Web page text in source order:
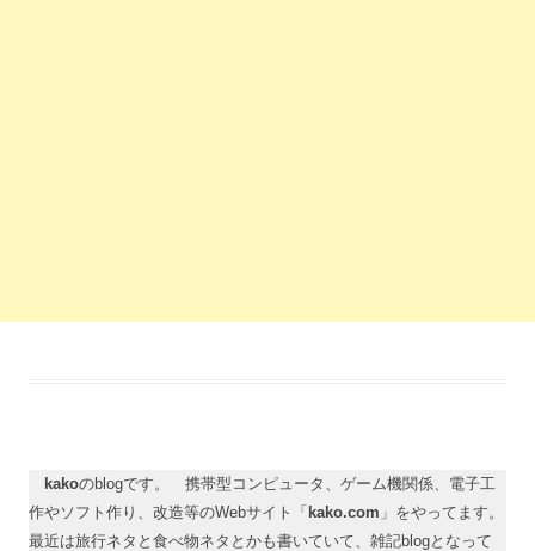
kakoのblogです。 携帯型コンピュータ、ゲーム機関係、電子工
作やソフト作り、改造等のWebサイト「 kako.com 」をやってます。
最近は旅行ネタと食べ物ネタとかも書いていて、雑記blogとなって